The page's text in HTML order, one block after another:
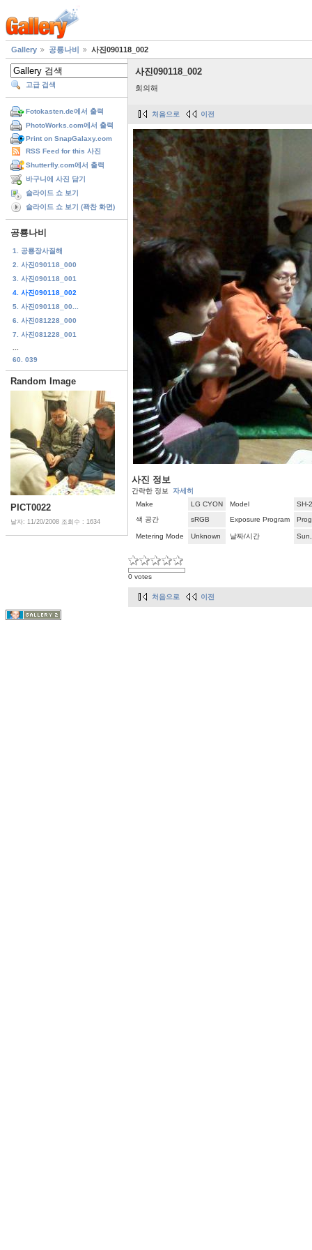
Gallery 공룡나비 사진090118_002
고급 검색
Fotokasten.de에서 출력
PhotoWorks.com에서 출력
Print on SnapGalaxy.com
RSS Feed for this 사진
Shutterfly.com에서 출력
바구니에 사진 담기
슬라이드 쇼 보기
슬라이드 쇼 보기 (꽉찬 화면)
공룡나비
1. 공룡장사질해
2. 사진090118_000
3. 사진090118_001
4. 사진090118_002
5. 사진090118_00...
6. 사진081228_000
7. 사진081228_001
60. 039
Random Image
PICT0022
날자: 11/20/2008 조회수 : 1634
사진090118_002
회의해
처음으로 이전
사진 정보
간략한 정보 자세히
Make
LG CYON Model
SH-
색 공간
sRGB Exposure Program
Metering Mode Unknown 날짜/시간
0 votes
처음으로 이전